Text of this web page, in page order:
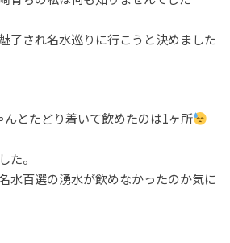
了され名水巡りに行こうと決めました
とたどり着いて飲めたのは1ヶ所
た。
水百選の湧水が飲めなかったのか気に